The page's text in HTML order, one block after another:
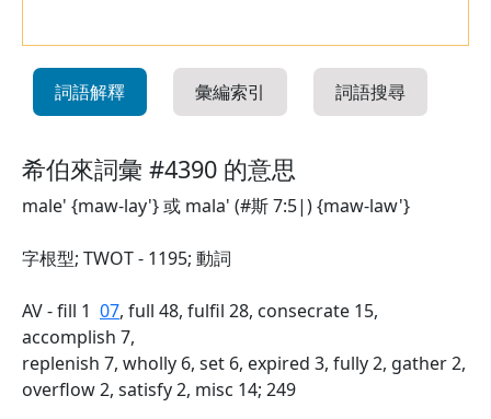
詞語解釋 彙編索引 詞語搜尋
希伯來詞彙 #4390 的意思
male' {maw-lay'} 或 mala' (#斯 7:5|) {maw-law'}
字根型; TWOT - 1195; 動詞
AV - fill 1 07, full 48, fulfil 28, consecrate 15,
accomplish 7,
replenish 7, wholly 6, set 6, expired 3, fully 2, gather 2,
overflow 2, satisfy 2, misc 14; 249